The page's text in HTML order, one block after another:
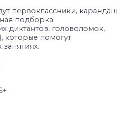
первоклассники, карандаш
подборка
диктантов, головоломок,
которые помогут